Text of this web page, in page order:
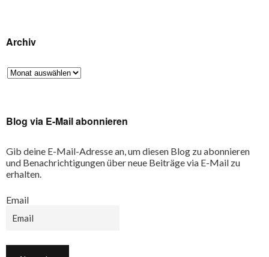
Archiv
Blog via E-Mail abonnieren
Gib deine E-Mail-Adresse an, um diesen Blog zu abonnieren
und Benachrichtigungen über neue Beiträge via E-Mail zu
erhalten.
Email